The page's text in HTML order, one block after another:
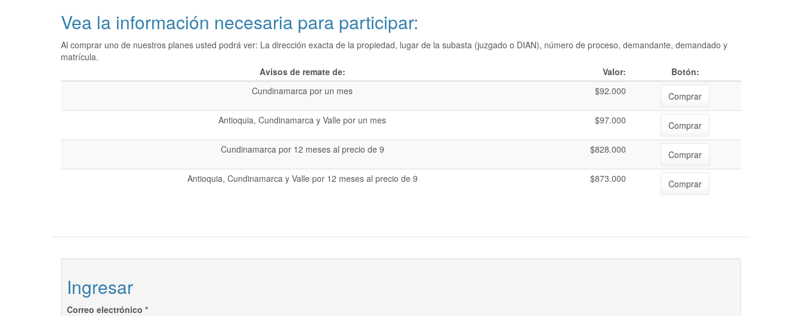
Vea la información necesaria para participar:
Al comprar uno de nuestros planes usted podrá ver: La dirección exacta de la propiedad, lugar de la subasta (juzgado o DIAN), número de proceso, demandante, demandado y
matrícula.
Avisos de remate de:
Valor:
Botón:
Cundinamarca por un mes
$92.000
Comprar
Antioquia, Cundinamarca y Valle por un mes
$97.000
Comprar
Cundinamarca por 12 meses al precio de 9
$828.000
Comprar
Antioquia, Cundinamarca y Valle por 12 meses al precio de 9
$873.000 Comprar
Ingresar
Correo electrónico *